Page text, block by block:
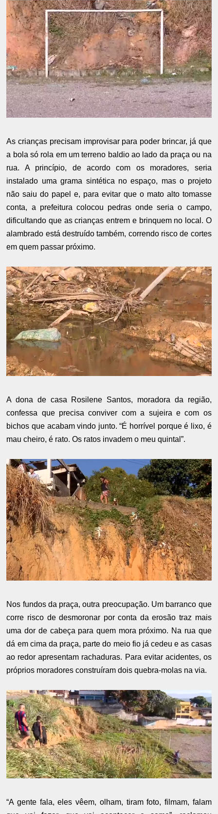
As crianças precisam improvisar para poder brincar, já que
a bola só rola em um terreno baldio ao lado da praça ou na
rua. A princípio, de acordo com os moradores, seria
instalado uma grama sintética no espaço, mas o projeto
não saiu do papel e, para evitar que o mato alto tomasse
conta, a prefeitura colocou pedras onde seria o campo,
dificultando que as crianças entrem e brinquem no local. O
alambrado está destruído também, correndo risco de cortes
em quem passar próximo.
A dona de casa Rosilene Santos, moradora da região,
confessa que precisa conviver com a sujeira e com os
bichos que acabam vindo junto. “É horrível porque é lixo, é
mau cheiro, é rato. Os ratos invadem o meu quintal”.
Nos fundos da praça, outra preocupação. Um barranco que
corre risco de desmoronar por conta da erosão traz mais
uma dor de cabeça para quem mora próximo. Na rua que
dá em cima da praça, parte do meio fio já cedeu e as casas
ao redor apresentam rachaduras. Para evitar acidentes, os
próprios moradores construíram dois quebra-molas na via.
“A gente fala, eles vêem, olham, tiram foto, filmam, falam